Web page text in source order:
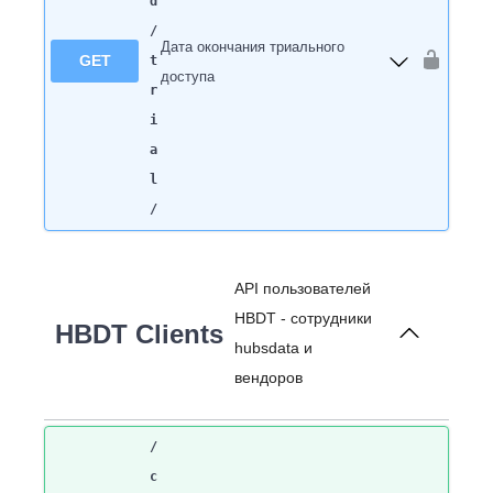
GET
/
t
r
i
a
l
/
Дата окончания триального
доступа
HBDT Clients
API пользователей
HBDT - сотрудники
hubsdata и
вендоров
/
c